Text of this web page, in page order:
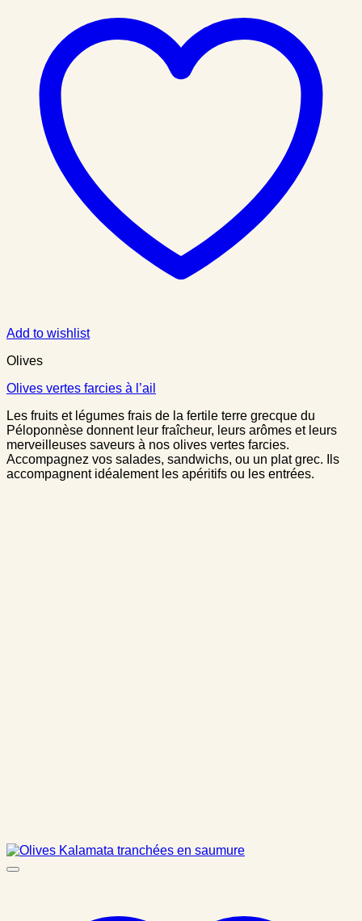
Add to wishlist
Olives
Olives vertes farcies à l’ail
Les fruits et légumes frais de la fertile terre grecque du
Péloponnèse donnent leur fraîcheur, leurs arômes et leurs
merveilleuses saveurs à nos olives vertes farcies.
Accompagnez vos salades, sandwichs, ou un plat grec. Ils
accompagnent idéalement les apéritifs ou les entrées.